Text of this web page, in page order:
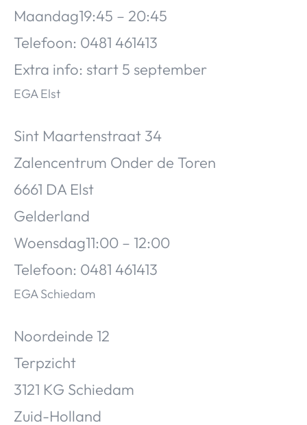
Maandag19:45 – 20:45
Telefoon: 0481 461413
Extra info: start 5 september
EGA Elst
Sint Maartenstraat 34
Zalencentrum Onder de Toren
6661 DA Elst
Gelderland
Woensdag11:00 – 12:00
Telefoon: 0481 461413
EGA Schiedam
Noordeinde 12
Terpzicht
3121 KG Schiedam
Zuid-Holland